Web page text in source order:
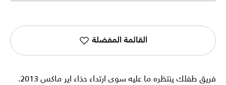
القائمة المفضلة
فريق طفلك ينتظره ما عليه سوى ارتداء حذاء اير ماكس 2013.